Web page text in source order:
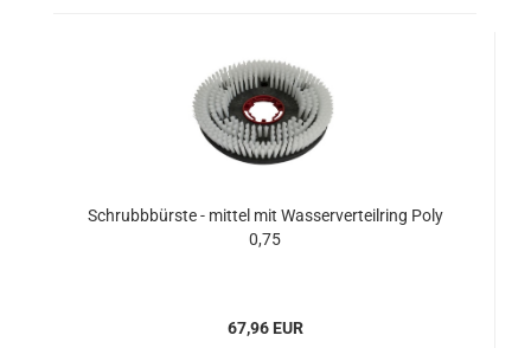
Schrubbbürste - mittel mit Wasserverteilring Poly
0,75
67,96 EUR